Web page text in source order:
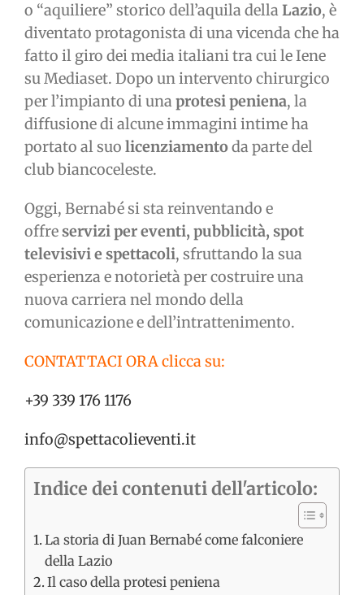
o “aquiliere” storico dell’aquila dellaLazio, è
diventato protagonista di una vicenda che ha
fatto il giro dei media italiani tra cui le Iene
su Mediaset. Dopo un intervento chirurgico
per l’impianto di unaprotesi peniena, la
diffusione di alcune immagini intime ha
portato al suo licenziamentoda parte del
club biancoceleste.
Oggi, Bernabé si sta reinventando e
offreservizi per eventi, pubblicità, spot
televisivi e spettacoli, sfruttando la sua
esperienza e notorietà per costruire una
nuova carriera nel mondo della
comunicazione e dell’intrattenimento.
CONTATTACI ORA clicca su:
+39 339 176 1176
info@spettacolieventi.it
Indice dei contenuti dell'articolo:
La storia di Juan Bernabé come falconiere
della Lazio
Il caso della protesi peniena